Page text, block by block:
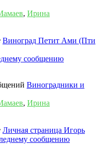
, Ирина
Виноград Петит Ами (Пти
сообщению
Виноградники и
, Ирина
Личная страница Игорь
сообщению